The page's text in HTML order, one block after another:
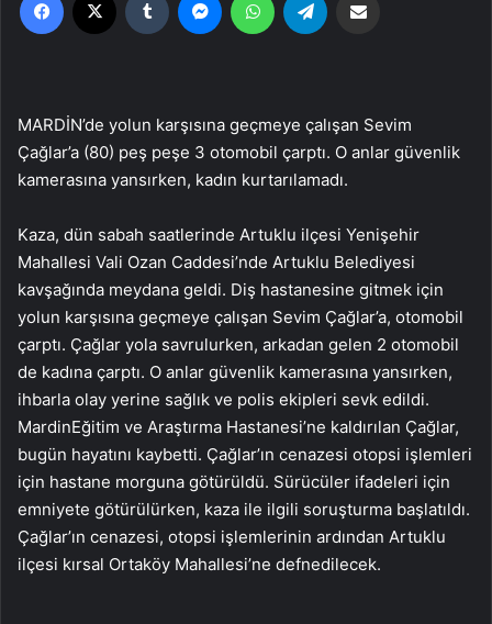
MARDİN’de yolun karşısına geçmeye çalışan Sevim
Çağlar’a (80) peş peşe 3 otomobil çarptı. O anlar güvenlik
kamerasına yansırken, kadın kurtarılamadı.
Kaza, dün sabah saatlerinde Artuklu ilçesi Yenişehir
Mahallesi Vali Ozan Caddesi’nde Artuklu Belediyesi
kavşağında meydana geldi. Diş hastanesine gitmek için
yolun karşısına geçmeye çalışan Sevim Çağlar’a, otomobil
çarptı. Çağlar yola savrulurken, arkadan gelen 2 otomobil
de kadına çarptı. O anlar güvenlik kamerasına yansırken,
ihbarla olay yerine sağlık ve polis ekipleri sevk edildi.
MardinEğitim ve Araştırma Hastanesi’ne kaldırılan Çağlar,
bugün hayatını kaybetti. Çağlar’ın cenazesi otopsi işlemleri
için hastane morguna götürüldü. Sürücüler ifadeleri için
emniyete götürülürken, kaza ile ilgili soruşturma başlatıldı.
Çağlar’ın cenazesi, otopsi işlemlerinin ardından Artuklu
ilçesi kırsal Ortaköy Mahallesi’ne defnedilecek.